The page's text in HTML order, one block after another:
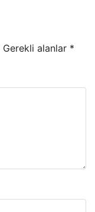
Gerekli alanlar *